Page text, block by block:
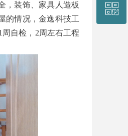
，装饰、家具人造板
的情况，金逸科技工
自检，2周左右工程
4001-566-596
ꀥ